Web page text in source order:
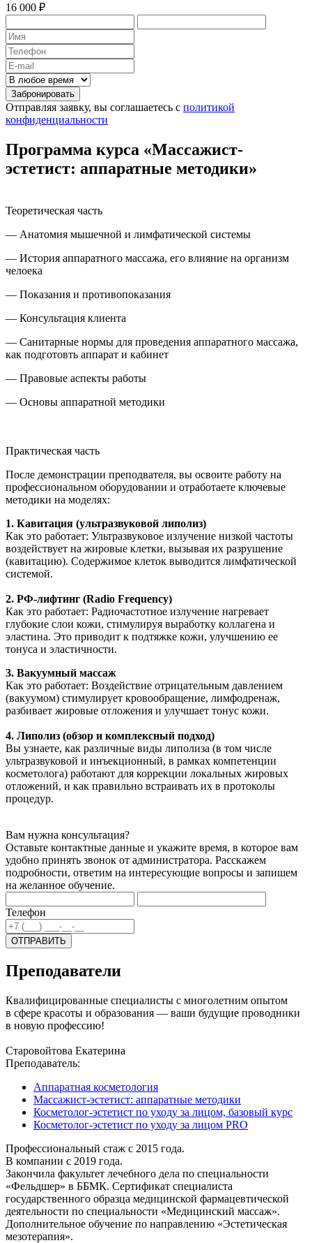
16 000 ₽
Забронировать
Отправляя заявку, вы соглашаетесь с политикой
конфиденциальности
Программа курса «Массажист-
эстетист: аппаратные методики»
Теоретическая часть
— Анатомия мышечной и лимфатической системы
— История аппаратного массажа, его влияние на организм
челоека
— Показания и противопоказания
— Консультация клиента
— Санитарные нормы для проведения аппаратного массажа,
как подготовть аппарат и кабинет
— Правовые аспекты работы
— Основы аппаратной методики
Практическая часть
После демонстрации преподвателя, вы освоите работу на
профессиональном оборудовании и отработаете ключевые
методики на моделях:
1. Кавитация (ультразвуковой липолиз)
Как это работает: Ультразвуковое излучение низкой частоты
воздействует на жировые клетки, вызывая их разрушение
(кавитацию). Содержимое клеток выводится лимфатической
системой.
2. РФ-лифтинг (Radio Frequency)
Как это работает: Радиочастотное излучение нагревает
глубокие слои кожи, стимулируя выработку коллагена и
эластина. Это приводит к подтяжке кожи, улучшению ее
тонуса и эластичности.
3. Вакуумный массаж
Как это работает: Воздействие отрицательным давлением
(вакуумом) стимулирует кровообращение, лимфодренаж,
разбивает жировые отложения и улучшает тонус кожи.
4. Липолиз (обзор и комплексный подход)
Вы узнаете, как различные виды липолиза (в том числе
ультразвуковой и инъекционный, в рамках компетенции
косметолога) работают для коррекции локальных жировых
отложений, и как правильно встраивать их в протоколы
процедур.
Вам нужна консультация?
Оставьте контактные данные и укажите время, в которое вам
удобно принять звонок от администратора. Расскажем
подробности, ответим на интересующие вопросы и запишем
на желанное обучение.
Телефон
ОТПРАВИТЬ
Преподаватели
Квалифицированные специалисты с многолетним опытом
в сфере красоты и образования — ваши будущие проводники
в новую профессию!
Старовойтова Екатерина
Преподаватель:
Аппаратная косметология
Массажист-эстетист: аппаратные методики
Косметолог-эстетист по уходу за лицом, базовый курс
Косметолог-эстетист по уходу за лицом PRO
Профессиональный стаж с 2015 года.
В компании с 2019 года.
Закончила факультет лечебного дела по специальности
«Фельдшер» в ББМК. Сертификат специалиста
государственного образца медицинской фармацевтической
деятельности по специальности «Медицинский массаж».
Дополнительное обучение по направлению «Эстетическая
мезотерапия».